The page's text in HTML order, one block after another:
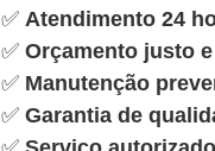
✅ Atendimento 24
✅ Orçamento justo
✅ Manutenção
✅ Garantia de